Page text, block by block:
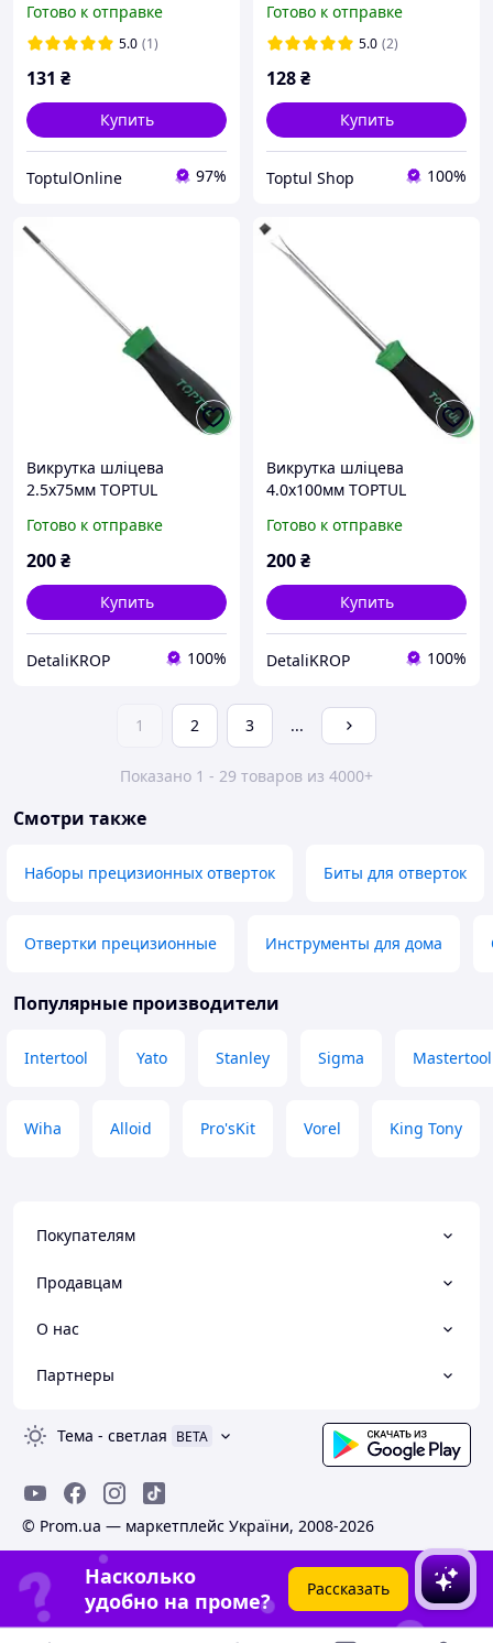
Готово к отправке
5.0 (1)
131 ₴
Купить
ToptulOnline 97%
антискользящей
рукояткой
Готово к отправке
5.0 (2)
128₴
Купить
Toptul Shop 100%
Bикpуткa шліцeвa
2.5x75мм TOPTUL
Готово к отправке
200₴
Купить
DetaliKROP 100%
Bикpуткa шліцeвa
4.0x100мм TOPTUL
Готово к отправке
200₴
Купить
DetaliKROP 100%
1 2 3 ...
Показано 1 - 29 товаров из 4000+
Смотри также
Наборы прецизионных отверток Биты для отверток
Отвертки прецизионные Инструменты для дома
Популярные производители
Intertool Yato Stanley Sigma Mastertool
Wiha Alloid Pro'sKit Vorel King Tony
Покупателям
Продавцам
О нас
Партнеры
Тема - светлая BETA
© Prom.ua — маркетплейс України, 2008-2026
Насколько
удобно на проме?
Рассказать